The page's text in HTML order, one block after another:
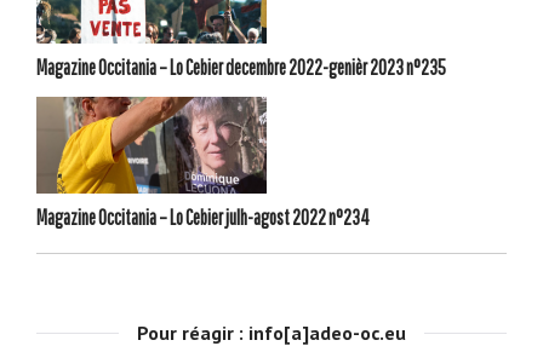
Magazine Occitania – Lo Cebier decembre 2022-genièr 2023 n°235
Magazine Occitania – Lo Cebier julh-agost 2022 n°234
Pour réagir : info[a]adeo-oc.eu